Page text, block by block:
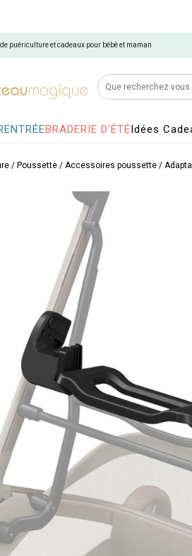
puériculture et cadeaux pour bébé et maman
BRADERIE D'ÉTÉIdées
/ Poussette / Accessoires poussette /